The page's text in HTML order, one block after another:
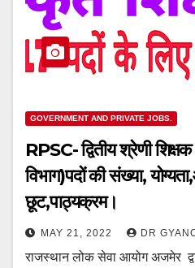
GOVERNMENT AND PRIVATE JOBS.
RPSC- द्वितीय श्रेणी
विभाग)पदों की संख्या,
छूट,पाठ्यक्रम।
MAY 21, 2022 DR
राजस्थान लोक सेवा आयोग अजमेर